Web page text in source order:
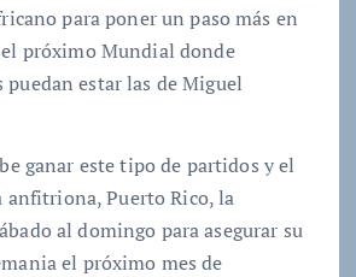
para poner un paso más en
próximo Mundial donde
puedan estar las de Miguel
ganar este tipo de partidos y el
anfitriona, Puerto Rico, la
al domingo para asegurar su
el próximo mes de